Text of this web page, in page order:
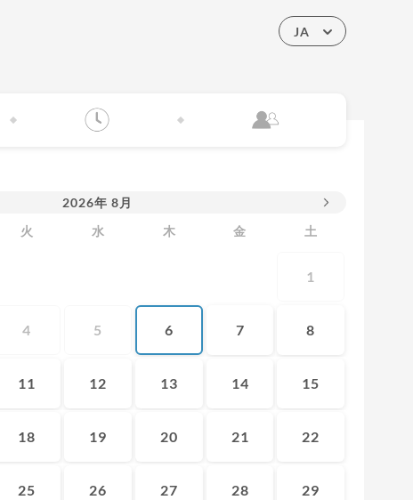
JA
2026年 8月
火 水 木 金 土
1
4 5 6 7 8
11 12 13 14 15
18 19 20 21 22
25 26 27 28 29